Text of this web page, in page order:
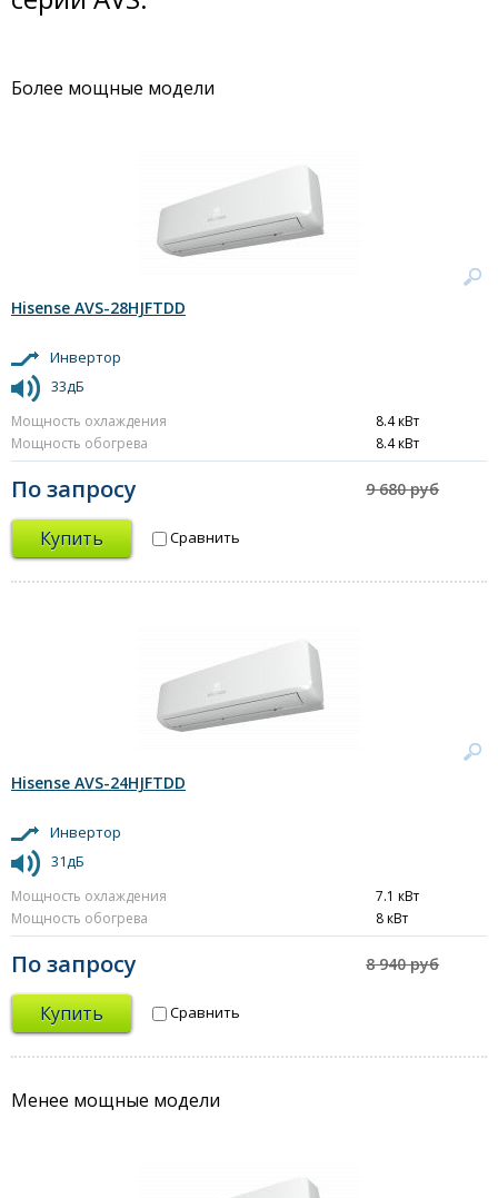
Более мощные модели
Hisense AVS-28HJFTDD
Инвертор
33дБ
Мощность охлаждения
8.4 кВт
Мощность обогрева
8.4 кВт
По запросу 9 680 руб
Купить Сравнить
Hisense AVS-24HJFTDD
Инвертор
31дБ
Мощность охлаждения
7.1 кВт
Мощность обогрева
8 кВт
По запросу 8 940 руб
Купить Сравнить
Менее мощные модели